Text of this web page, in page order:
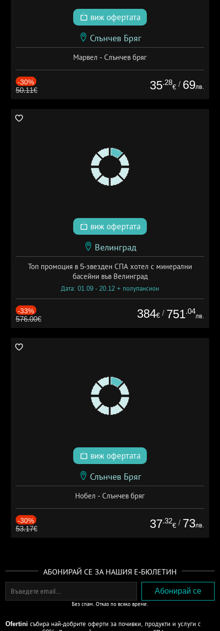
виж офертата
Слънчев Бряг
Марвел - Слънчев бряг
-30%
50.11€ 35.28
€ / 69лв.
виж офертата
Велинград
Топ промоция в 5-звезден СПА хотел с минерални
басейни във Велинград
Дата: 01.09 - 20.12 + полупансион
-33%
576.00€ 384€ / 751.04
лв.
виж офертата
Слънчев Бряг
Нобел - Слънчев бряг
-30%
53.17€ 37.32
€ / 73лв.
АБОНИРАЙ СЕ ЗА НАШИЯ Е-БЮЛЕТИН
Без спам. Отказ по всяко време.
Ofertini събира най-добрите оферти за почивки, продукти и услуги с